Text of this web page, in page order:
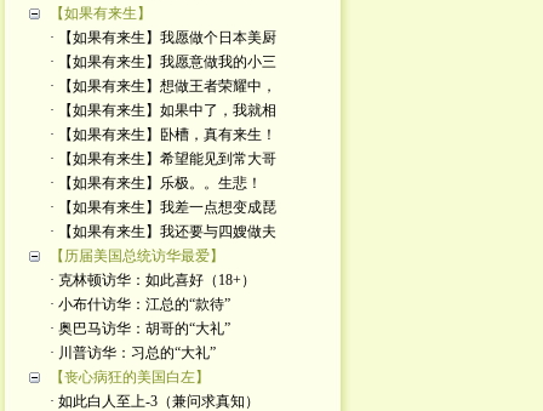
【如果有来生】
· 【如果有来生】我愿做个日本美厨
· 【如果有来生】我愿意做我的小三
· 【如果有来生】想做王者荣耀中，
· 【如果有来生】如果中了，我就相
· 【如果有来生】卧槽，真有来生！
· 【如果有来生】希望能见到常大哥
· 【如果有来生】乐极。。生悲！
· 【如果有来生】我差一点想变成琵
· 【如果有来生】我还要与四嫂做夫
【历届美国总统访华最爱】
· 克林顿访华：如此喜好（18+）
· 小布什访华：江总的“款待”
· 奥巴马访华：胡哥的“大礼”
· 川普访华：习总的“大礼”
【丧心病狂的美国白左】
· 如此白人至上-3（兼问求真知）